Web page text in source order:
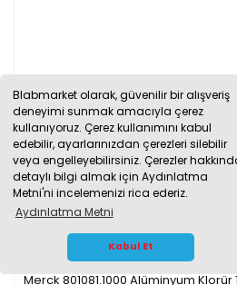
Blabmarket olarak, güvenilir bir alışveriş
deneyimi sunmak amacıyla çerez
kullanıyoruz. Çerez kullanımını kabul
edebilir, ayarlarınızdan çerezleri silebilir
veya engelleyebilirsiniz. Çerezler
detaylı bilgi almak için Aydınlatma
Metni'ni incelemenizi rica ederiz.
Aydınlatma Metni
Kabul Et
Merck 801081.1000 Alüminyum
WHATSAPP İLETİŞİM